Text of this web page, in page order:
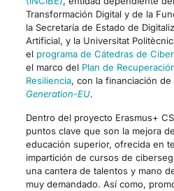
Transformación Digital y de la
la Secretaría de Estado de
Artificial, y la Universitat
el programa de Cátedras de
el marco del Plan de
Resiliencia, con la financiación de
Generation-EU.
Dentro del proyecto Erasmus+
puntos clave que son la mejora
educación superior, ofrecida en
impartición de cursos de
una cantera de talentos y mano
muy demandado. Así como,